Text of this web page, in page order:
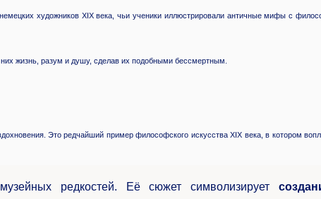
художников XIX века, чьи ученики иллюстрировали античные мифы с
них жизнь, разум и душу, сделав их подобными бессмертным.
Это редчайший пример философского искусства XIX века, в котором
редкостей. Её сюжет символизирует